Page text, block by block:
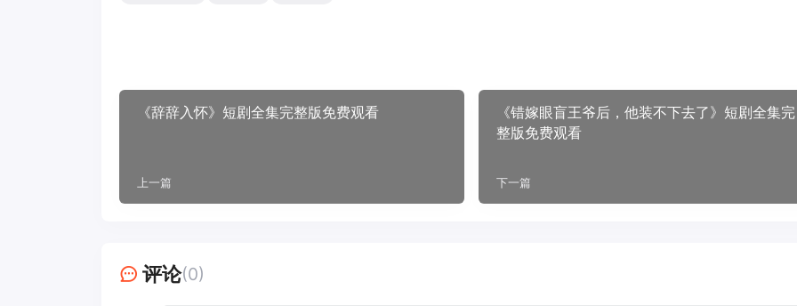
《辞辞入怀》短剧全集完整版免费观看
上一篇
《错嫁眼盲王爷后，他装不下去了》短剧全集完
整版免费观看
下一篇
评论(0)